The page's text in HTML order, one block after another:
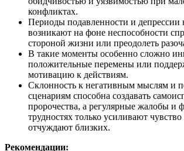
конфликтах.
Периоды подавленности и депрессии
возникают на фоне неспособности
стороной жизни или преодолеть
В такие моменты особенно сложно
положительные перемены или
мотивацию к действиям.
Склонность к негативным мыслям и
сценариям способна создавать
пророчества, а регулярные жалобы и
трудностях только усиливают
отчуждают близких.
Рекомендации: